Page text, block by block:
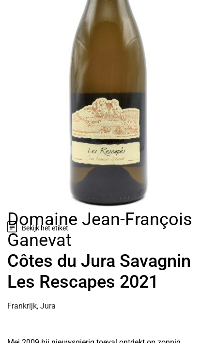
Bekijk het etiket
Domaine Jean-François
Ganevat
Côtes du Jura Savagnin
Les Rescapes 2021
Frankrijk, Jura